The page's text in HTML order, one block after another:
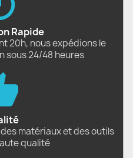
Rapide
20h, nous expédions le
sous 24/48 heures
matériaux et des outils
qualité